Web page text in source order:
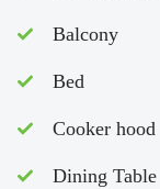
Balcony
Bed
Cooker hood
Dining Table